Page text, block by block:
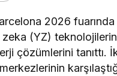
2026
(YZ)
çözümlerini tanıttı.